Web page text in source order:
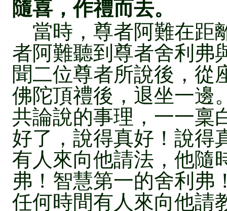
隨喜，作禮而去。
當時，尊者阿難在距
者阿難聽到尊者舍利弗
聞二位尊者所說後，從
佛陀頂禮後，退坐一邊
共論說的事理，一一稟
好了，說得真好！說得
有人來向他請法，他隨
弗！智慧第一的舍利弗
任何時間有人來向他請